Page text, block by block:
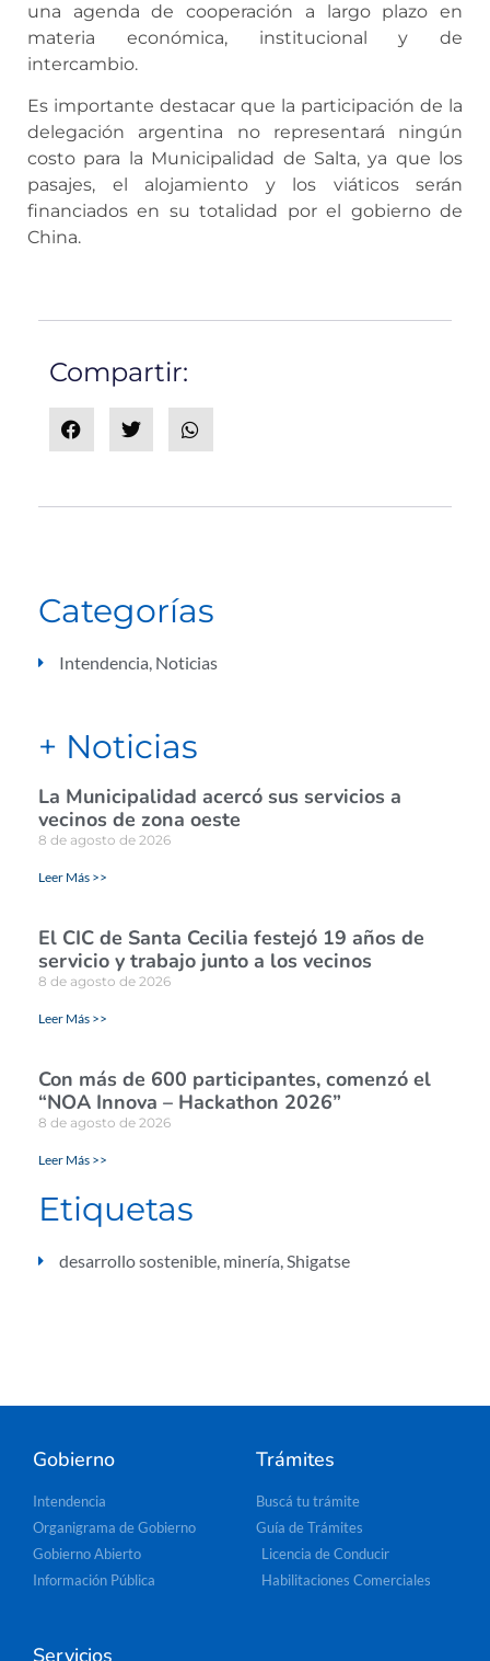
una agenda de cooperación a largo plazo en
materia económica, institucional y de
intercambio.
Es importante destacar que la participación de la
delegación argentina no representará ningún
costo para la Municipalidad de Salta, ya que los
pasajes, el alojamiento y los viáticos serán
financiados en su totalidad por el gobierno de
China.
Compartir:
Categorías
Intendencia, Noticias
+ Noticias
La Municipalidad acercó sus servicios a
vecinos de zona oeste
8 de agosto de 2026
Leer Más >>
El CIC de Santa Cecilia festejó 19 años de
servicio y trabajo junto a los vecinos
8 de agosto de 2026
Leer Más >>
Con más de 600 participantes, comenzó el
“NOA Innova – Hackathon 2026”
8 de agosto de 2026
Leer Más >>
Etiquetas
desarrollo sostenible, minería,Shigatse
Gobierno
Intendencia
Organigrama de Gobierno
Gobierno Abierto
Información Pública
Trámites
Buscá tu trámite
Guía de Trámites
Licencia de Conducir
Habilitaciones Comerciales
Servicios